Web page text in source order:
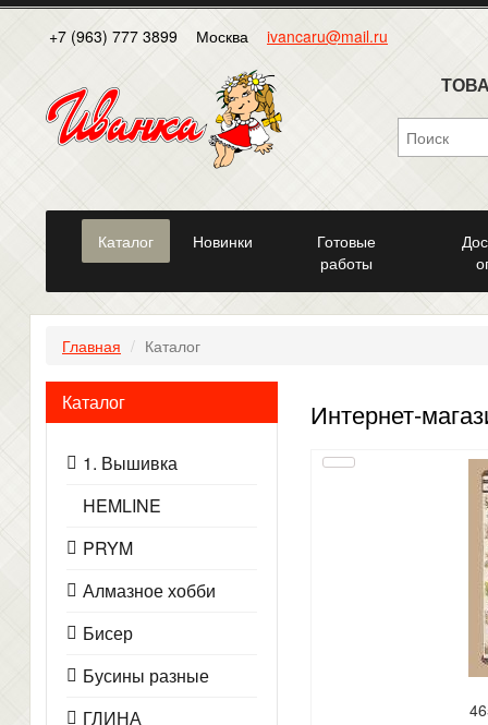
+7 (963) 777 3899 Москва ivancaru@mail.ru
Каталог Новинки
Готовые
работы
Главная Каталог
Каталог
1. Вышивка
HEMLINE
PRYM
Алмазное хобби
Бисер
Бусины разные
ГЛИНА
Интернет-